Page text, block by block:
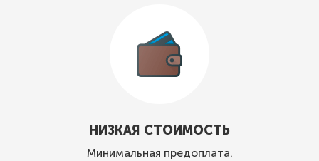
НИЗКАЯ СТОИМОСТЬ
Минимальная предоплата.